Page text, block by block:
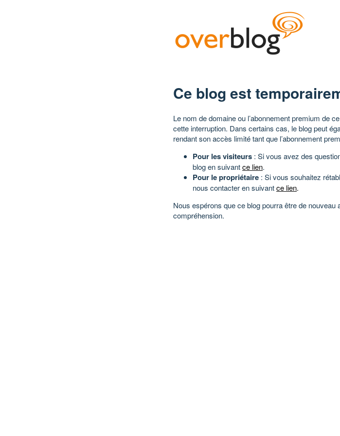
Ce blog est
Le nom de domaine ou l’abonnement premium de
cette interruption. Dans certains cas, le blog peut
rendant son accès limité tant que l’abonnement
Pour les visiteurs : Si vous avez des
blog en suivantce lien.
Pour le propriétaire : Si vous souhaitez
nous contacter en suivantce lien.
Nous espérons que ce blog pourra être de
compréhension.